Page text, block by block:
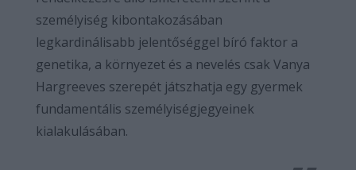
személyiség kibontakozásában
legkardinálisabb jelentőséggel bíró faktor a
genetika, a környezet és a nevelés csak Vanya
Hargreeves szerepét játszhatja egy gyermek
fundamentális személyiségjegyeinek
kialakulásában.